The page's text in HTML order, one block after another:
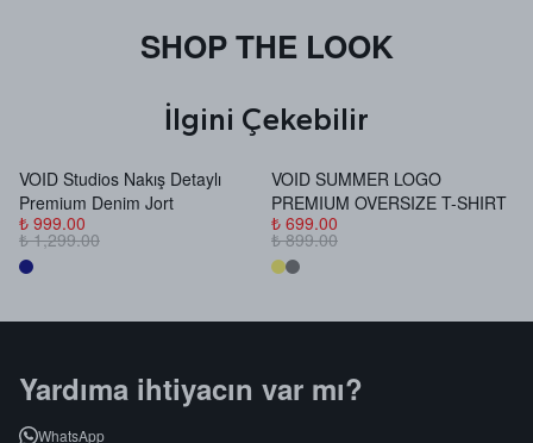
SHOP THE LOOK
İlgini Çekebilir
VOID Studios Nakış Detaylı
Premium Denim Jort
₺ 999.00
₺ 1,299.00
VOID SUMMER LOGO
PREMIUM OVERSIZE T-SHIRT
₺ 699.00
₺ 899.00
Yardıma ihtiyacın var mı?
WhatsApp